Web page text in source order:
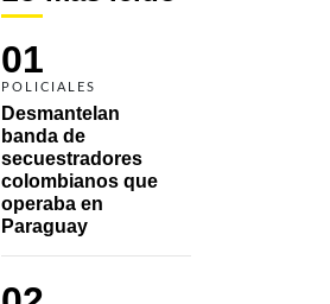
01
POLICIALES
Desmantelan
banda de
secuestradores
colombianos que
operaba en
Paraguay